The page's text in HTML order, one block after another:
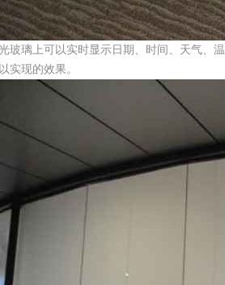
玻璃上可以实时显示日期、时间、天气、
实现的效果。